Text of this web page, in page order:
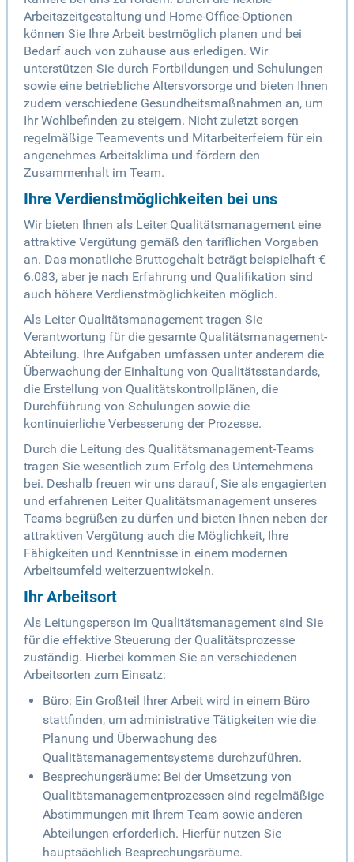
Arbeitszeitgestaltung und Home-Office-Optionen
können Sie Ihre Arbeit bestmöglich planen und bei
Bedarf auch von zuhause aus erledigen. Wir
unterstützen Sie durch Fortbildungen und Schulungen
sowie eine betriebliche Altersvorsorge und bieten Ihnen
zudem verschiedene Gesundheitsmaßnahmen an, um
Ihr Wohlbefinden zu steigern. Nicht zuletzt sorgen
regelmäßige Teamevents und Mitarbeiterfeiern für ein
angenehmes Arbeitsklima und fördern den
Zusammenhalt im Team.
Ihre Verdienstmöglichkeiten bei uns
Wir bieten Ihnen als Leiter Qualitätsmanagement eine
attraktive Vergütung gemäß den tariflichen Vorgaben
an. Das monatliche Bruttogehalt beträgt beispielhaft €
6.083, aber je nach Erfahrung und Qualifikation sind
auch höhere Verdienstmöglichkeiten möglich.
Als Leiter Qualitätsmanagement tragen Sie
Verantwortung für die gesamte Qualitätsmanagement-
Abteilung. Ihre Aufgaben umfassen unter anderem die
Überwachung der Einhaltung von Qualitätsstandards,
die Erstellung von Qualitätskontrollplänen, die
Durchführung von Schulungen sowie die
kontinuierliche Verbesserung der Prozesse.
Durch die Leitung des Qualitätsmanagement-Teams
tragen Sie wesentlich zum Erfolg des Unternehmens
bei. Deshalb freuen wir uns darauf, Sie als engagierten
und erfahrenen Leiter Qualitätsmanagement unseres
Teams begrüßen zu dürfen und bieten Ihnen neben der
attraktiven Vergütung auch die Möglichkeit, Ihre
Fähigkeiten und Kenntnisse in einem modernen
Arbeitsumfeld weiterzuentwickeln.
Ihr Arbeitsort
Als Leitungsperson im Qualitätsmanagement sind Sie
für die effektive Steuerung der Qualitätsprozesse
zuständig. Hierbei kommen Sie an verschiedenen
Arbeitsorten zum Einsatz:
Büro: Ein Großteil Ihrer Arbeit wird in einem Büro
stattfinden, um administrative Tätigkeiten wie die
Planung und Überwachung des
Qualitätsmanagementsystems durchzuführen.
Besprechungsräume: Bei der Umsetzung von
Qualitätsmanagementprozessen sind regelmäßige
Abstimmungen mit Ihrem Team sowie anderen
Abteilungen erforderlich. Hierfür nutzen Sie
hauptsächlich Besprechungsräume.